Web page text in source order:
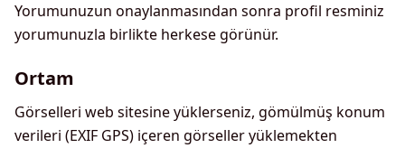
Yorumunuzun onaylanmasından sonra profil resminiz
yorumunuzla birlikte herkese görünür.
Ortam
Görselleri web sitesine yüklerseniz, gömülmüş konum
verileri (EXIF GPS) içeren görseller yüklemekten